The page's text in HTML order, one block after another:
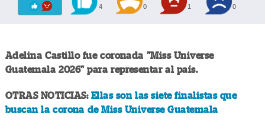
4 0 1 0
Adelina Castillo fue coronada "Miss Universe
Guatemala 2026" para representar al país.
OTRAS NOTICIAS: Ellas son las siete finalistas que
buscan la corona de Miss Universe Guatemala